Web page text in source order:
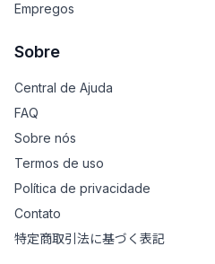
Empregos
Sobre
Central de Ajuda
FAQ
Sobre nós
Termos de uso
Política de privacidade
Contato
特定商取引法に基づく表記